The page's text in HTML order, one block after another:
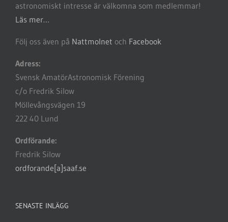
astronomiskt intresse är välkomna som medlemmar!
Läs mer…
Följ oss även på Nattmolnet och Facebook
Adress:
Svensk AmatörAstronomisk Förening
c/o Fredrik Silow
Möllevångsvägen 19
222 40 Lund
Ordförande:
Fredrik Silow
ordforande[a]saaf.se
SENASTE INLÄGG